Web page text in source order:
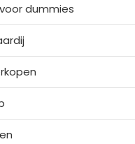
dummies